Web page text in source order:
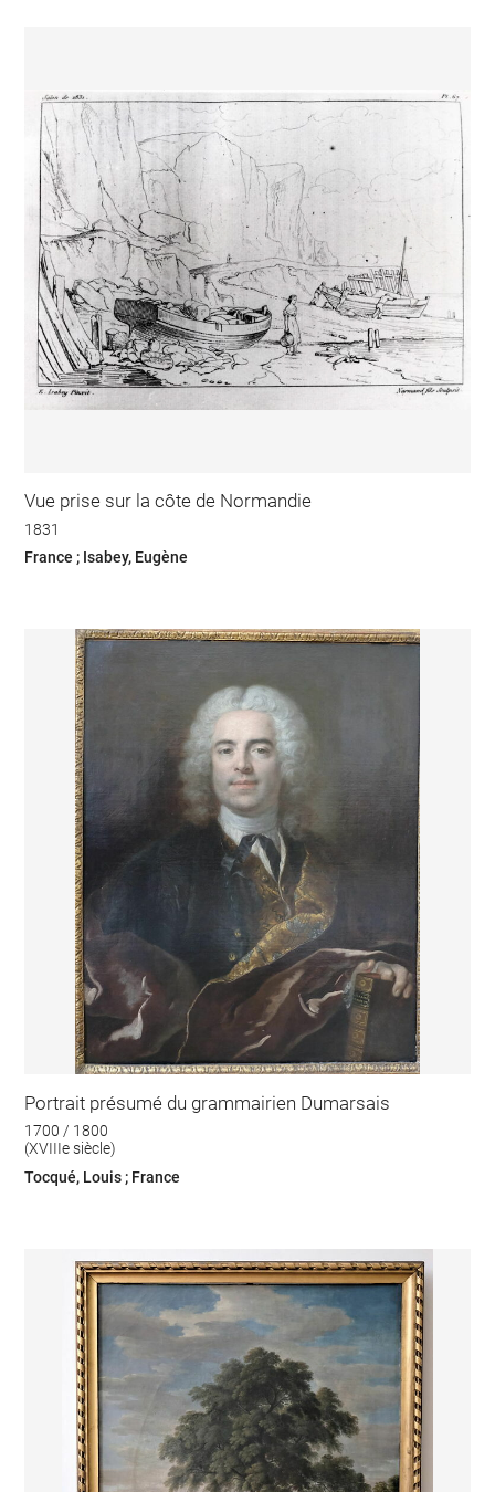
Vue prise sur la côte de Normandie
1831
France ; Isabey, Eugène
Portrait présumé du grammairien Dumarsais
1700 / 1800
(XVIIIe siècle)
Tocqué, Louis ; France